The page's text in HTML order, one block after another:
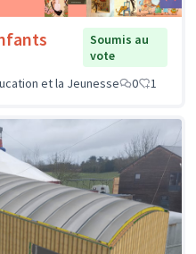
Soumis au
vote
et la Jeunesse
0 1